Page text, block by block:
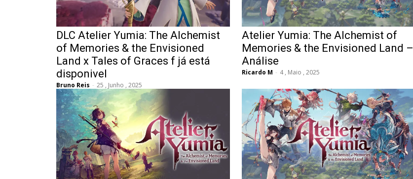
DLC Atelier Yumia: The Alchemist
of Memories & the Envisioned
Land x Tales of Graces f já está
disponivel
Bruno Reis - 25 , Junho , 2025
Atelier Yumia: The Alchemist of
Memories & the Envisioned Land –
Análise
Ricardo M - 4 , Maio , 2025